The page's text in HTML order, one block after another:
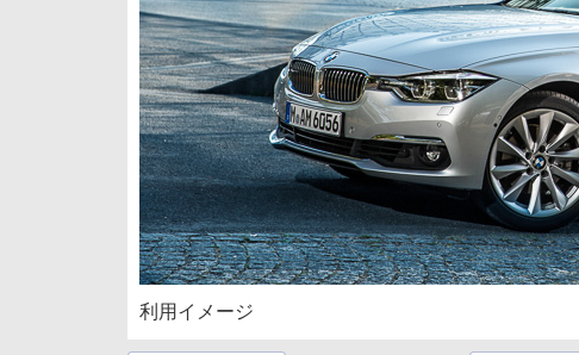
利用イメージ